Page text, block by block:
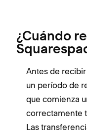
¿Cuándo
Antes de
un período de
que comienza
correctamente
Las